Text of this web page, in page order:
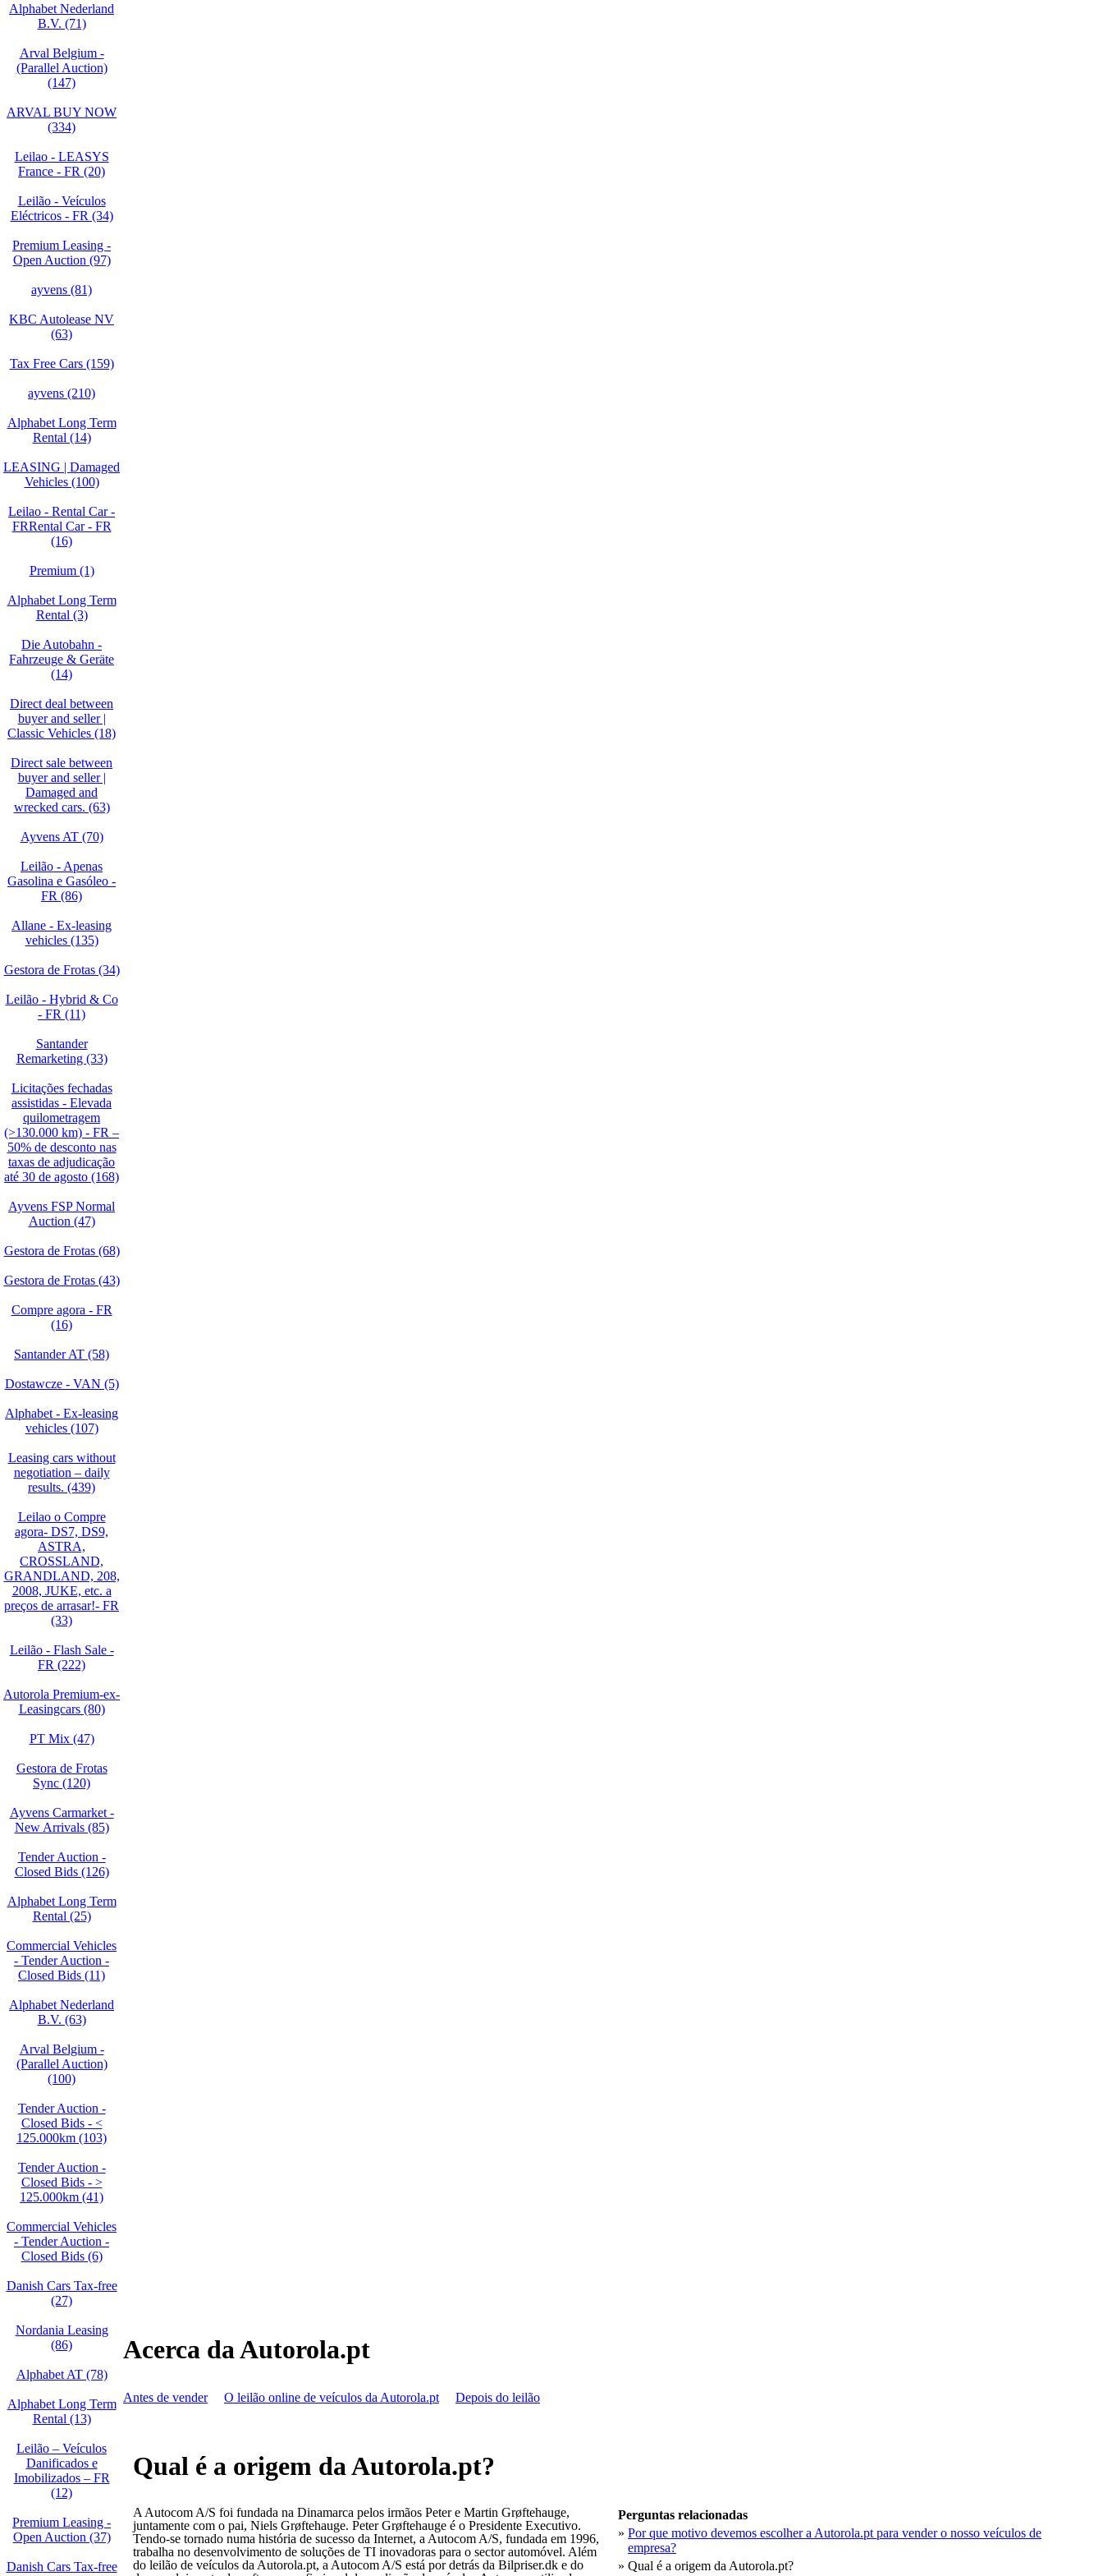
Alphabet Nederland
B.V. (71)
Arval Belgium -
(Parallel Auction)
(147)
ARVAL BUY NOW
(334)
Leilao - LEASYS
France - FR (20)
Leilão - Veículos
Eléctricos - FR (34)
Premium Leasing -
Open Auction (97)
ayvens (81)
KBC Autolease NV
(63)
Tax Free Cars (159)
ayvens (210)
Alphabet Long Term
Rental (14)
LEASING | Damaged
Vehicles (100)
Leilao - Rental Car -
FRRental Car - FR
(16)
Premium (1)
Alphabet Long Term
Rental (3)
Die Autobahn -
Fahrzeuge & Geräte
(14)
Direct deal between
buyer and seller |
Classic Vehicles (18)
Direct sale between
buyer and seller |
Damaged and
wrecked cars. (63)
Ayvens AT (70)
Leilão - Apenas
Gasolina e Gasóleo -
FR (86)
Allane - Ex-leasing
vehicles (135)
Gestora de Frotas (34)
Leilão - Hybrid & Co
- FR (11)
Santander
Remarketing (33)
Licitações fechadas
assistidas - Elevada
quilometragem
(>130.000 km) - FR –
50% de desconto nas
taxas de adjudicação
até 30 de agosto (168)
Ayvens FSP Normal
Auction (47)
Gestora de Frotas (68)
Gestora de Frotas (43)
Compre agora - FR
(16)
Santander AT (58)
Dostawcze - VAN (5)
Alphabet - Ex-leasing
vehicles (107)
Leasing cars without
negotiation – daily
results. (439)
Leilao o Compre
agora- DS7, DS9,
ASTRA,
CROSSLAND,
GRANDLAND, 208,
2008, JUKE, etc. a
preços de arrasar!- FR
(33)
Leilão - Flash Sale -
FR (222)
Autorola Premium-ex-
Leasingcars (80)
PT Mix (47)
Gestora de Frotas
Sync (120)
Ayvens Carmarket -
New Arrivals (85)
Tender Auction -
Closed Bids (126)
Alphabet Long Term
Rental (25)
Commercial Vehicles
- Tender Auction -
Closed Bids (11)
Alphabet Nederland
B.V. (63)
Arval Belgium -
(Parallel Auction)
(100)
Tender Auction -
Closed Bids - <
125.000km (103)
Tender Auction -
Closed Bids - >
125.000km (41)
Commercial Vehicles
- Tender Auction -
Closed Bids (6)
Danish Cars Tax-free
(27)
Nordania Leasing
(86)
Alphabet AT (78)
Alphabet Long Term
Rental (13)
Leilão – Veículos
Danificados e
Imobilizados – FR
(12)
Premium Leasing -
Open Auction (37)
Danish Cars Tax-free
Acerca da Autorola.pt
Antes de vender O leilão online de veículos da Autorola.pt Depois do leilão
Qual é a origem da Autorola.pt?
A Autocom A/S foi fundada na Dinamarca pelos irmãos Peter e Martin Grøftehauge,
juntamente com o pai, Niels Grøftehauge. Peter Grøftehauge é o Presidente Executivo.
Tendo-se tornado numa história de sucesso da Internet, a Autocom A/S, fundada em 1996,
trabalha no desenvolvimento de soluções de TI inovadoras para o sector automóvel. Além
do leilão de veículos da Autorola.pt, a Autocom A/S está por detrás da Bilpriser.dk e do
Perguntas relacionadas
» Por que motivo devemos escolher a Autorola.pt para vender o nosso veículos de
empresa?
» Qual é a origem da Autorola.pt?